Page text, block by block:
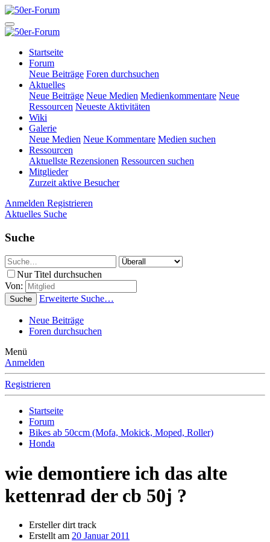
Startseite
Forum
Neue Beiträge Foren durchsuchen
Aktuelles
Neue Beiträge Neue Medien Medienkommentare Neue
Ressourcen Neueste Aktivitäten
Wiki
Galerie
Neue Medien Neue Kommentare Medien suchen
Ressourcen
Aktuellste Rezensionen Ressourcen suchen
Mitglieder
Zurzeit aktive Besucher
Anmelden Registrieren
Aktuelles Suche
Suche
Nur Titel durchsuchen
Von:
Suche Erweiterte Suche…
Neue Beiträge
Foren durchsuchen
Menü
Anmelden
Registrieren
Startseite
Forum
Bikes ab 50ccm (Mofa, Mokick, Moped, Roller)
Honda
wie demontiere ich das alte
kettenrad der cb 50j ?
Erstellerdirt track
Erstellt am 20 Januar 2011